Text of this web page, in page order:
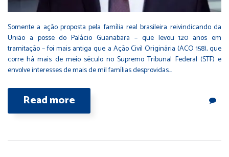
Somente a ação proposta pela família real brasileira reivindicando da
União a posse do Palácio Guanabara – que levou 120 anos em
tramitação – foi mais antiga que a Ação Civil Originária (ACO 158), que
corre há mais de meio século no Supremo Tribunal Federal (STF) e
envolve interesses de mais de mil famílias desprovidas…
Read more